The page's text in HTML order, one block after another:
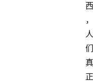
西
，
人
们
真
正